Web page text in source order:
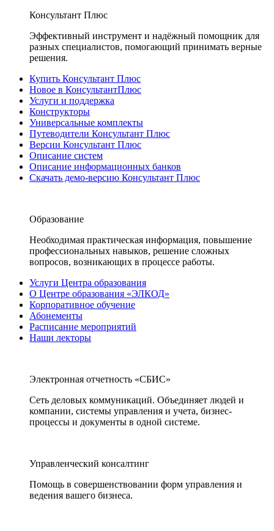
Консультант Плюс
Эффективный инструмент и надёжный помощник для
разных специалистов, помогающий принимать верные
решения.
Купить Консультант Плюс
Новое в КонсультантПлюс
Услуги и поддержка
Конструкторы
Универсальные комплекты
Путеводители Консультант Плюс
Версии Консультант Плюс
Описание систем
Описание информационных банков
Скачать демо-версию Консультант Плюс
Образование
Необходимая практическая информация, повышение
профессиональных навыков, решение сложных
вопросов, возникающих в процессе работы.
Услуги Центра образования
О Центре образования «ЭЛКОД»
Корпоративное обучение
Абонементы
Расписание мероприятий
Наши лекторы
Электронная отчетность «СБИС»
Сеть деловых коммуникаций. Объединяет людей и
компании, системы управления и учета, бизнес-
процессы и документы в одной системе.
Управленческий консалтинг
Помощь в совершенствовании форм управления и
ведения вашего бизнеса.